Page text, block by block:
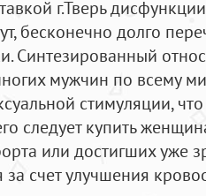
г.Тверь
бесконечно долго
Синтезированный
мужчин по всему
стимуляции,
следует купить
или достигших уже
за счет улучшения